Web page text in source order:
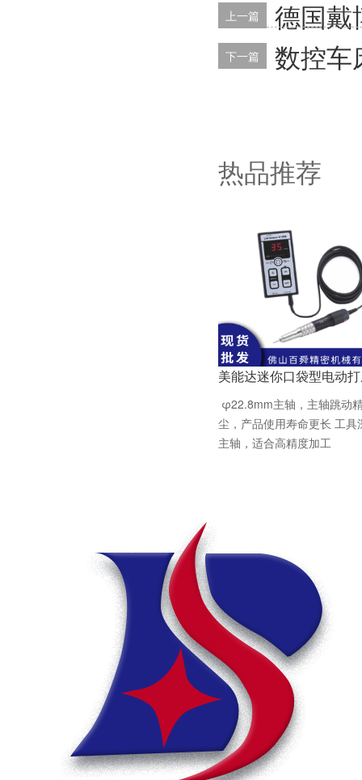
上一篇 德国戴
下一篇 数控车
热品推荐
美能达迷你口袋型电动
φ22.8mm主轴，主轴跳动
尘，产品使用寿命更长 工
主轴，适合高精度加工